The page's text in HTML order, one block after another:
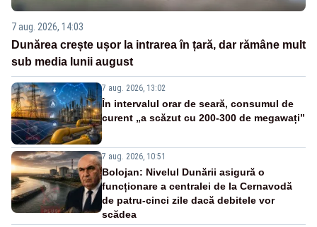
7 aug. 2026, 14:03
Dunărea crește ușor la intrarea în țară, dar rămâne mult
sub media lunii august
7 aug. 2026, 13:02
În intervalul orar de seară, consumul de
curent „a scăzut cu 200-300 de megawați”
7 aug. 2026, 10:51
Bolojan: Nivelul Dunării asigură o
funcționare a centralei de la Cernavodă
de patru-cinci zile dacă debitele vor
scădea